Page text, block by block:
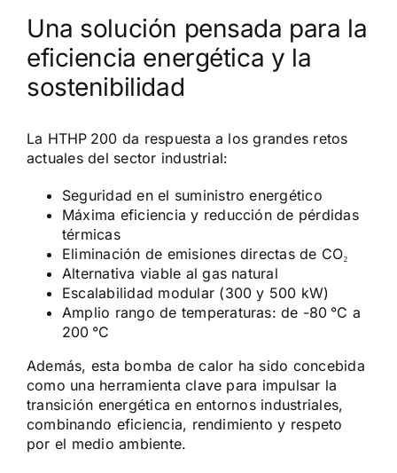
Una solución pensada para la
eficiencia energética y la
sostenibilidad
La HTHP 200 da respuesta a los grandes retos
actuales del sector industrial:
Seguridad en el suministro energético
Máxima eficiencia y reducción de pérdidas
térmicas
Eliminación de emisiones directas de CO₂
Alternativa viable al gas natural
Escalabilidad modular (300 y 500 kW)
Amplio rango de temperaturas: de -80 °C a
200 °C
Además, esta bomba de calor ha sido concebida
como una herramienta clave para impulsar la
transición energética en entornos industriales,
combinando eficiencia, rendimiento y respeto
por el medio ambiente.